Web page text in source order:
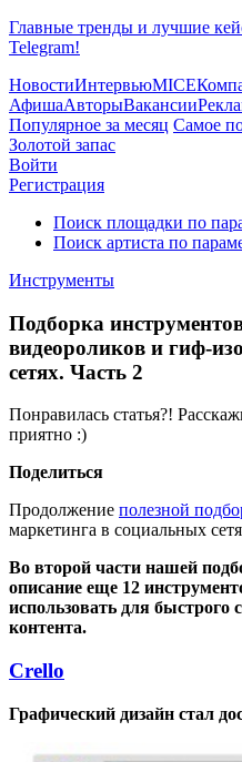
Главные тренды и лучшие
Telegram!
НовостиИнтервьюMICE
АфишаАвторыВакансии
Популярное за месяц Самое
Золотой запас
Войти
Регистрация
Поиск площадки по
Поиск артиста по
Инструменты
Подборка
видеороликов и гиф-
сетях. Часть 2
Понравилась статья?!
приятно :)
Поделиться
Продолжение полезной
маркетинга в социальных
Во второй части нашей
описание еще 12
использовать для быстрого
контента.
Crello
Графический дизайн стал